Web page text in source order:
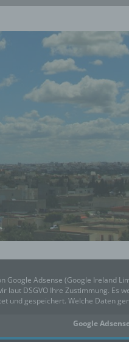
Google Adsense (Google Ireland
laut DSGVO Ihre Zustimmung. Es
und gespeichert. Welche Daten
Google